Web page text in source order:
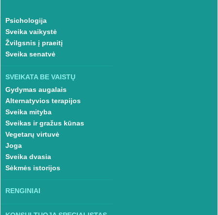
Psichologija
Sveika vaikystė
Žvilgsnis į praeitį
Sveika senatvė
SVEIKATA BE VAISTŲ
Gydymas augalais
Alternatyvios terapijos
Sveika mityba
Sveikas ir gražus kūnas
Vegetarų virtuvė
Joga
Sveika dvasia
Sėkmės istorijos
RENGINIAI